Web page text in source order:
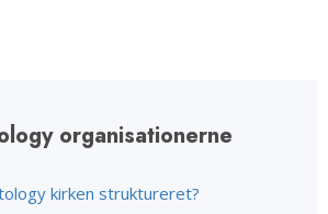
organisationerne
kirken struktureret?